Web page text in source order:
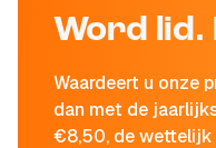
Word lid.
Waardeert u onze
dan met de
€8,50, de wettelijk